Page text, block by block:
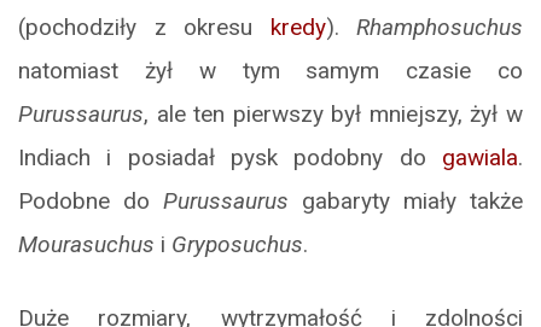
(pochodziły z okresu kredy). Rhamphosuchus
natomiast żył w tym samym czasie co
Purussaurus, ale ten pierwszy był mniejszy, żył w
Indiach i posiadał pysk podobny do gawiala.
Podobne do Purussaurus gabaryty miały także
Mourasuchus i Gryposuchus.
Duże rozmiary, wytrzymałość i zdolności